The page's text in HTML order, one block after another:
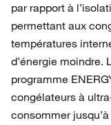
par rapport à
permettant aux
températures
d’énergie moindre.
programme
congélateurs à
consommer